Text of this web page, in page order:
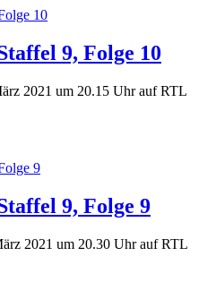
9, Folge 10
2021 um 20.15 Uhr auf RTL
9, Folge 9
2021 um 20.30 Uhr auf RTL